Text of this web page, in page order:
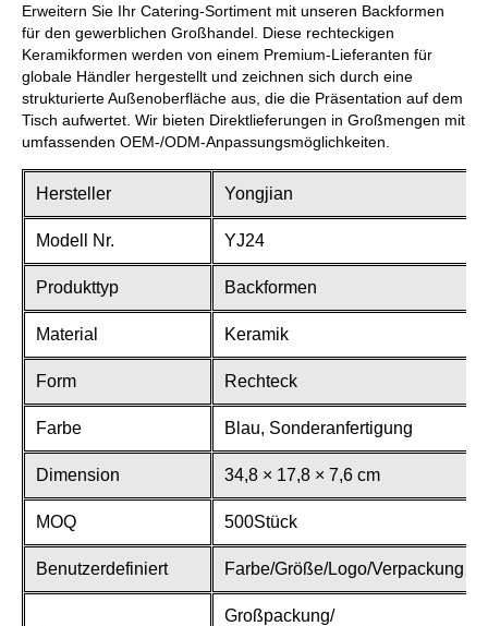
Erweitern Sie Ihr Catering-Sortiment mit unseren Backformen
für den gewerblichen Großhandel. Diese rechteckigen
Keramikformen werden von einem Premium-Lieferanten für
globale Händler hergestellt und zeichnen sich durch eine
strukturierte Außenoberfläche aus, die die Präsentation auf dem
Tisch aufwertet. Wir bieten Direktlieferungen in Großmengen mit
umfassenden OEM-/ODM-Anpassungsmöglichkeiten.
Hersteller Yongjian
Modell Nr. YJ24
Produkttyp Backformen
Material Keramik
Form Rechteck
Farbe Blau, Sonderanfertigung
Dimension 34,8 × 17,8 × 7,6 cm
MOQ 500Stück
Benutzerdefiniert Farbe/Größe/Logo/Verpackung
Großpackung/